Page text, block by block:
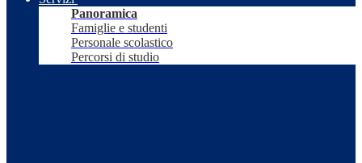
Panoramica
Famiglie e studenti
Personale scolastico
Percorsi di studio